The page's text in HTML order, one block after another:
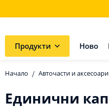
Продукти Ново
Начало Авточасти и аксесоари
Единични